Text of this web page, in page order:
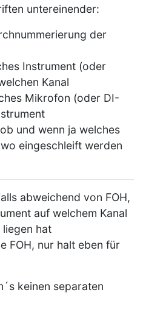
untereinender:
der
Instrument (oder
Kanal
Mikrofon (oder DI-
und wenn ja welches
eingeschleift werden
abweichend von FOH,
auf welchem Kanal
liegen hat
FOH, nur halt eben für
keinen separaten